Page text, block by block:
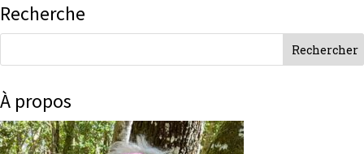
Recherche
À propos